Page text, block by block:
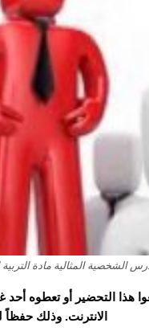
المثالية مادة التربية
هذا التحضير أو تعطوه
الانترنت. وذلك حفظاً